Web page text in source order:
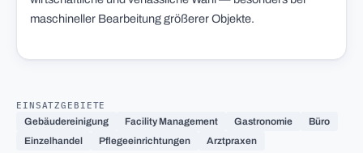
maschineller Bearbeitung größerer Objekte.
EINSATZGEBIETE
Gebäudereinigung
Facility Management Gastronomie
Büro
Einzelhandel
Pflegeeinrichtungen Arztpraxen